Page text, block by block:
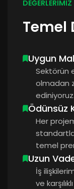
DEĞERLERİMİZ
Temel
Uygun
Sektörün
olmadan
ediniyoruz.
Ödünsüz
Her
temel
Uzun
İş
ve